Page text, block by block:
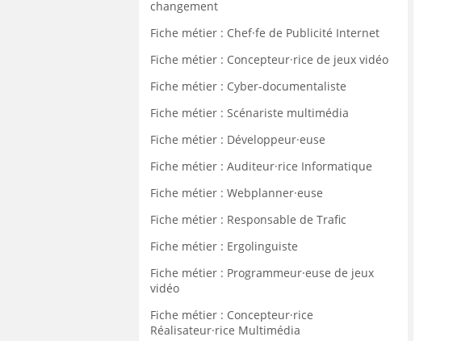
changement
Fiche métier : Chef·fe de Publicité Internet
Fiche métier : Concepteur·rice de jeux vidéo
Fiche métier : Cyber-documentaliste
Fiche métier : Scénariste multimédia
Fiche métier : Développeur·euse
Fiche métier : Auditeur·rice Informatique
Fiche métier : Webplanner·euse
Fiche métier : Responsable de Trafic
Fiche métier : Ergolinguiste
Fiche métier : Programmeur·euse de jeux
vidéo
Fiche métier : Concepteur·rice
Réalisateur·rice Multimédia